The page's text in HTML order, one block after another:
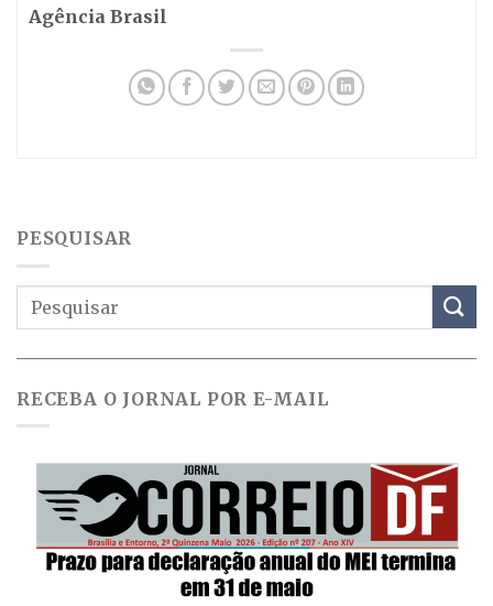
Agência Brasil
PESQUISAR
RECEBA O JORNAL POR E-MAIL